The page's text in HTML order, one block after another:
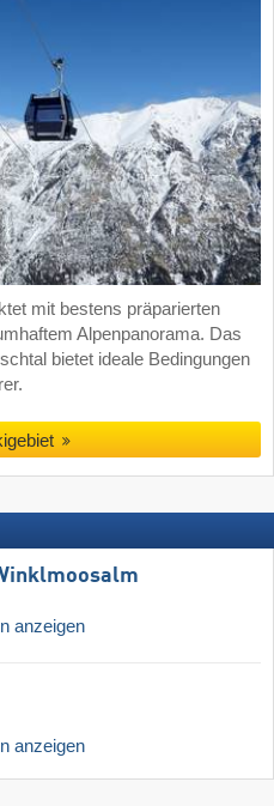
mit bestens präparierten
Alpenpanorama. Das
bietet ideale Bedingungen
anzeigen
anzeigen